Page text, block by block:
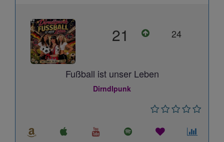
21 24
Fußball ist unser Leben
Dirndlpunk